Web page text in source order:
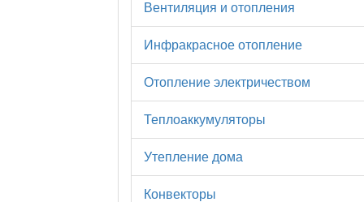
Вентиляция и отопления
Инфракрасное отопление
Отопление электричеством
Теплоаккумуляторы
Утепление дома
Конвекторы